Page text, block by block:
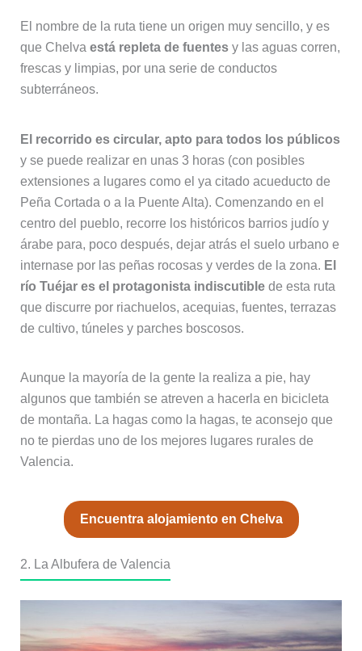
El nombre de la ruta tiene un origen muy sencillo, y es
que Chelva está repleta de fuentesy las aguas corren,
frescas y limpias, por una serie de conductos
subterráneos.
El recorrido es circular, apto para todos los públicos
y se puede realizar en unas 3 horas (con posibles
extensiones a lugares como el ya citado acueducto de
Peña Cortada o a la Puente Alta). Comenzando en el
centro del pueblo, recorre los históricos barrios judío y
árabe para, poco después, dejar atrás el suelo urbano e
internase por las peñas rocosas y verdes de la zona. El
río Tuéjar es el protagonista indiscutiblede esta ruta
que discurre por riachuelos, acequias, fuentes, terrazas
de cultivo, túneles y parches boscosos.
Aunque la mayoría de la gente la realiza a pie, hay
algunos que también se atreven a hacerla en bicicleta
de montaña. La hagas como la hagas, te aconsejo que
no te pierdas uno de los mejores lugares rurales de
Valencia.
Encuentra alojamiento en Chelva
2. La Albufera de Valencia